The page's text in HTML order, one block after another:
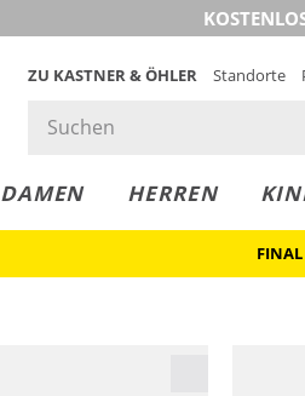
ZU KASTNER & ÖHLER Standorte
DAMEN HERREN
RESERVE
FINAL